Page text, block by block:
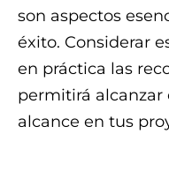
son aspectos
éxito. Considerar
en práctica las
permitirá alcanzar
alcance en tus